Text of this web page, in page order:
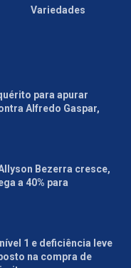
Variedades
para apurar
Alfredo Gaspar,
Bezerra cresce,
a 40% para
1 e deficiência leve
na compra de